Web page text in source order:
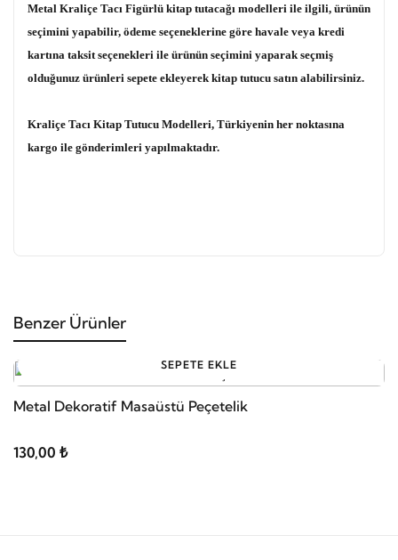
Metal Kraliçe Tacı Figürlü kitap tutacağı modelleri ile ilgili, ürünün
seçimini yapabilir, ödeme seçeneklerine göre havale veya kredi
kartına taksit seçenekleri ile ürünün seçimini yaparak seçmiş
olduğunuz ürünleri sepete ekleyerek kitap tutucu satın alabilirsiniz.
Kraliçe Tacı Kitap Tutucu Modelleri, Türkiyenin her noktasına
kargo ile gönderimleri yapılmaktadır.
Benzer Ürünler
SEPETE EKLE
Metal Dekoratif Masaüstü Peçetelik
130,00 ₺